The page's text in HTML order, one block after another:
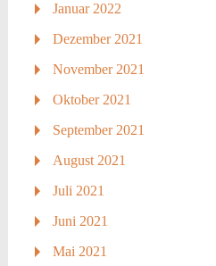
Januar 2022
Dezember 2021
November 2021
Oktober 2021
September 2021
August 2021
Juli 2021
Juni 2021
Mai 2021